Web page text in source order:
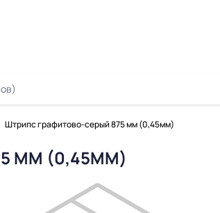
Штрипс графитово-серый 875 мм (0,45мм)
ММ (0,45ММ)